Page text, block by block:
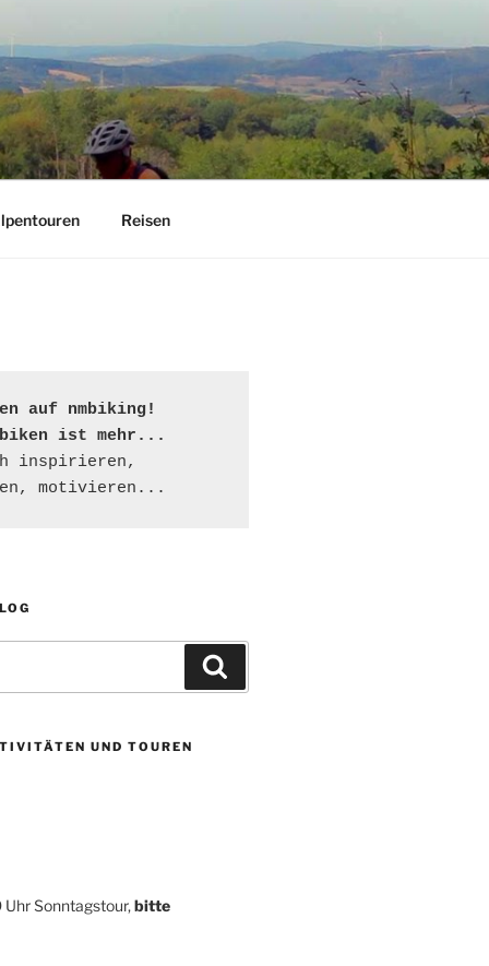
Reisen
auf nmbiking!
ist mehr...
inspirieren,
motivieren...
UND TOUREN
Sonntagstour,bitte